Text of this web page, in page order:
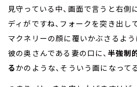
見守っている中、画面で言うと右側
ディがですね、フォークを突き出し
マクネリーの顔に覆いかぶさるよう
彼の奥さんである妻の口に、 半強制
るかのような、そういう画になって